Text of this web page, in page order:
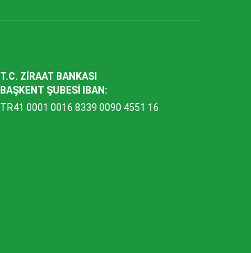
T.C. ZİRAAT BANKASI
BAŞKENT ŞUBESİ IBAN:
TR41 0001 0016 8339 0090 4551 16